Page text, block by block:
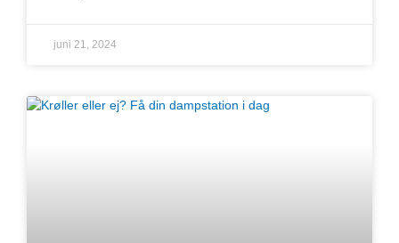
juni 21, 2024